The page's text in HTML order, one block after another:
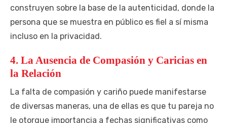
construyen sobre la base de la autenticidad, donde la
persona que se muestra en público es fiel a sí misma
incluso en la privacidad.
4. La Ausencia de Compasión y Caricias en
la Relación
La falta de compasión y cariño puede manifestarse
de diversas maneras, una de ellas es que tu pareja no
le otorgue importancia a fechas significativas como